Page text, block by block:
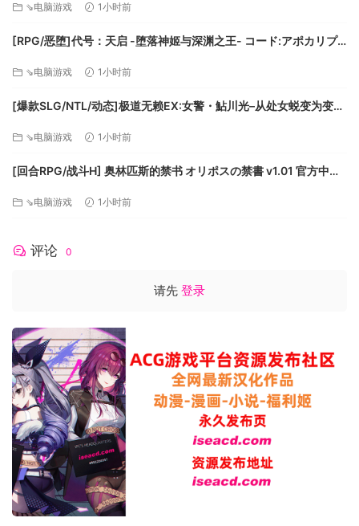
隶属十三课的精灵新手刑警。
查。
只是少根筋的部分还是没变，至今还是会犯些小失误。
从格诺姆逃亡到这里的公主。
在被来自祖国的追兵追赶时，得到了卢卡一伙人的帮助。
击退追兵、在一定程度上获得安定的她为了谋生与自保，现在
在警察厅里的食堂打工。
因为梅尔的温柔与认真，食堂的大妈与来食堂的警官都很喜欢
她。
⇘电脑游戏 1小时前
[RPG/恶堕]代号：天启 -堕落神姬与深渊之王- コード:アポカリプ
⇘电脑游戏 1小时前
[爆款SLG/NTL/动态]极道无赖EX:女警・鮎川光–从处女蜕变为变态
⇘电脑游戏 1小时前
[回合RPG/战斗H] 奥林匹斯的禁书 オリポスの禁書 v1.01 官方中文
⇘电脑游戏 1小时前
评论 0
请先 登录